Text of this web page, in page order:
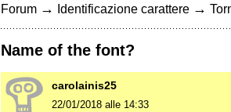
Forum → Identificazione carattere →
Name of the font?
carolainis25
22/01/2018 alle 14:33